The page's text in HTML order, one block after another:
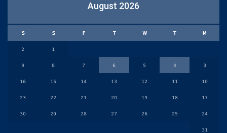
August 2026
M
T
W
T
F
S
S
1
2
3
4
5
6
7
8
9
10
11
12
13
14
15
16
17
18
19
20
21
22
23
24
25
26
27
28
29
30
31